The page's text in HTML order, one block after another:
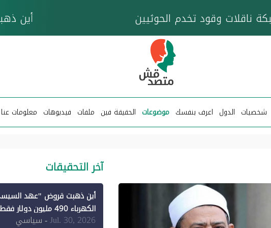
خزان عائم.. "متصدقش" تتبع شبكة ناقلات وقود تخدم الحوثيين
شخصيات الدول اعرف بنفسك موضوعات الحقيقة فين ملفات فيديوهات معلومات عنا
آخر التحقيقات
الكهرباء 490 مليون دولار فقط لـ"الطاقة المتجددة" (1)
Jul. 30, 2026- سياسي